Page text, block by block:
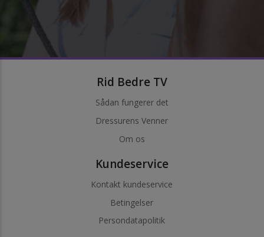
Rid Bedre TV
Sådan fungerer det
Dressurens Venner
Om os
Kundeservice
Kontakt kundeservice
Betingelser
Persondatapolitik